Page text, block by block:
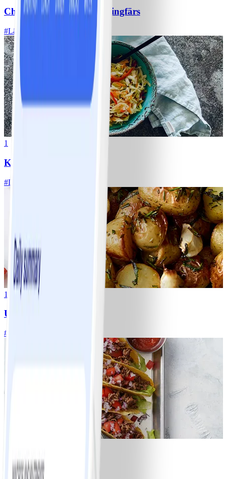
Chili con carne med kycklingfärs
#Lätt
1
Klassisk vitkålssallad
#Lätt
1
Ugnsrostad potatis
#
Tacos